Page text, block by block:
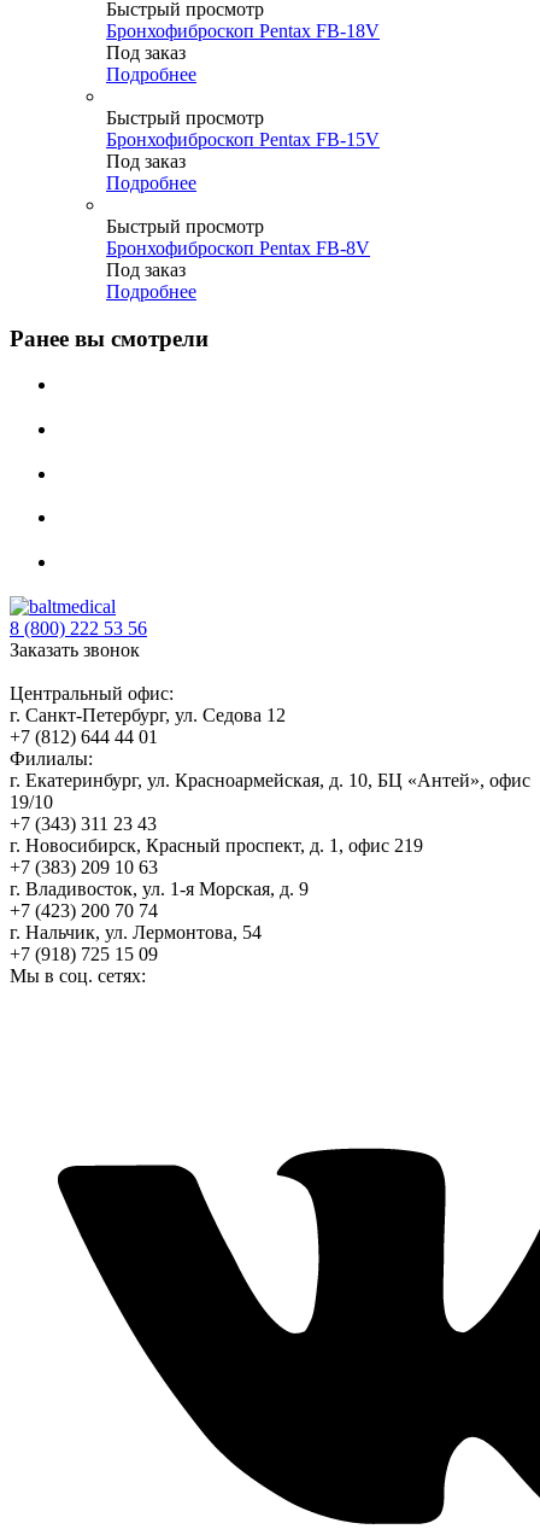
Быстрый просмотр
Бронхофиброскоп Pentax FB-18V
Под заказ
Подробнее
Быстрый просмотр
Бронхофиброскоп Pentax FB-15V
Под заказ
Подробнее
Быстрый просмотр
Бронхофиброскоп Pentax FB-8V
Под заказ
Подробнее
Ранее вы смотрели
8 (800) 222 53 56
Заказать звонок
Центральный офис:
г. Санкт-Петербург, ул. Седова 12
+7 (812) 644 44 01
Филиалы:
г. Екатеринбург, ул. Красноармейская, д. 10, БЦ «Антей», офис
19/10
+7 (343) 311 23 43
г. Новосибирск, Красный проспект, д. 1, офис 219
+7 (383) 209 10 63
г. Владивосток, ул. 1-я Морская, д. 9
+7 (423) 200 70 74
г. Нальчик, ул. Лермонтова, 54
+7 (918) 725 15 09
Мы в соц. сетях: